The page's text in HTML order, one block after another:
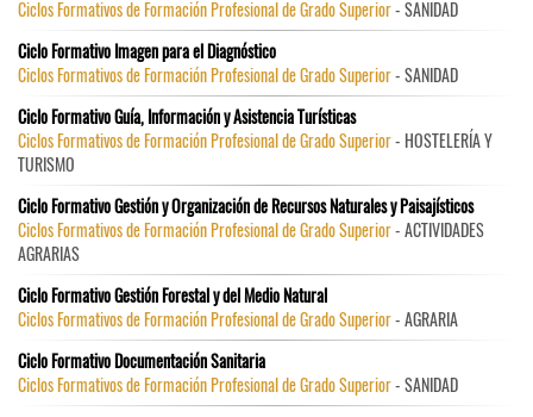
Ciclos Formativos de Formación Profesional de Grado Superior- SANIDAD
Ciclo Formativo Imagen para el Diagnóstico
Ciclos Formativos de Formación Profesional de Grado Superior- SANIDAD
Ciclo Formativo Guía, Información y Asistencia Turísticas
Ciclos Formativos de Formación Profesional de Grado Superior- HOSTELERÍA Y
TURISMO
Ciclo Formativo Gestión y Organización de Recursos Naturales y Paisajísticos
Ciclos Formativos de Formación Profesional de Grado Superior- ACTIVIDADES
AGRARIAS
Ciclo Formativo Gestión Forestal y del Medio Natural
Ciclos Formativos de Formación Profesional de Grado Superior- AGRARIA
Ciclo Formativo Documentación Sanitaria
Ciclos Formativos de Formación Profesional de Grado Superior- SANIDAD